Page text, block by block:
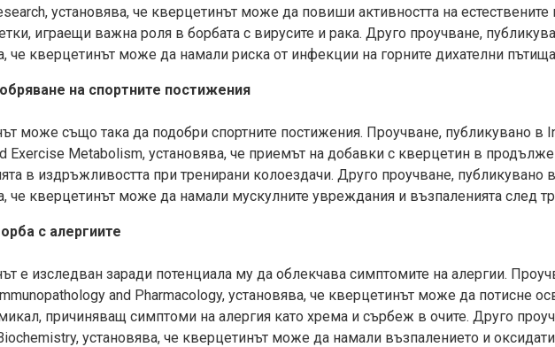
установява, че кверцeтинът може да повиши активността на
играещи важна роля в борбата с вирусите и рака. Друго проучване,
че кверцетинът може да намали риска от инфекции на горните дихателни
на спортните постижения
може също така да подобри спортните постижения. Проучване, публикувано в
Exercise Metabolism, установява, че приемът на добавки с кверцетин в
в издръжливостта при тренирани колоездачи. Друго проучване, публикувано
че квeрцетинът може да намали мускулните увреждания и възпаленията след
с алергиите
е изследван заради потенциала му да облекчава симптомите на алергии.
and Pharmacology, установява, че кверцетинът може да потисне
причиняващ симптоми на алергия като хрема и сърбеж в очите. Друго
установява, че кверцетинът може да намали възпалението и